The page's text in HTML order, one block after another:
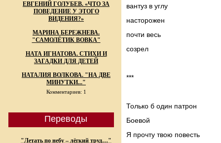
ЕВГЕНИЙ ГОЛУБЕВ. «ЧТО ЗА
ПОВЕДЕНИЕ У ЭТОГО
ВИДЕНИЯ?»
МАРИНА БЕРЕЖНЕВА.
"САМОЛЁТИК ВОВКА"
НАТА ИГНАТОВА. СТИХИ И
ЗАГАДКИ ДЛЯ ДЕТЕЙ
НАТАЛИЯ ВОЛКОВА. "НА ДВЕ
МИНУТКИ..."
Комментариев: 1
Переводы
"Летать по небу – лёгкий труд…"
вантуз в углу
насторожен
почти весь
созрел
***
Только б один патрон
Боевой
Я прочту твою повесть